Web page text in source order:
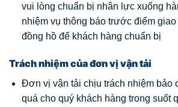
vui lòng chuẩn bị nhân lực xuống
nhiệm vụ thông báo trước điểm
đồng hồ để khách hàng chuẩn bị
Trách nhiệm của đơn vị vận tải
Đơn vị vận tải chịu trách nhiệm bảo
quá cho quý khách hàng trong suốt